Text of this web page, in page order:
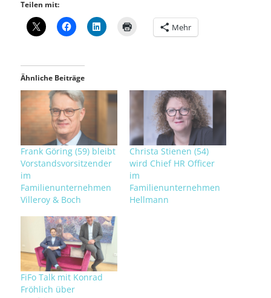
Teilen mit:
Mehr
Ähnliche Beiträge
Frank Göring (59) bleibt
Vorstandsvorsitzender
im
Familienunternehmen
Villeroy & Boch
Christa Stienen (54)
wird Chief HR Officer
im
Familienunternehmen
Hellmann
FiFo Talk mit Konrad
Fröhlich über